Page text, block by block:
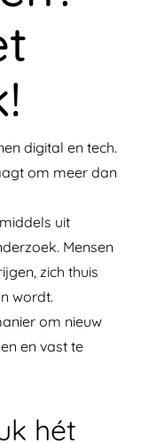
digital en tech.
om meer dan
uit
. Mensen
zich thuis
wordt.
om nieuw
en vast te
hét